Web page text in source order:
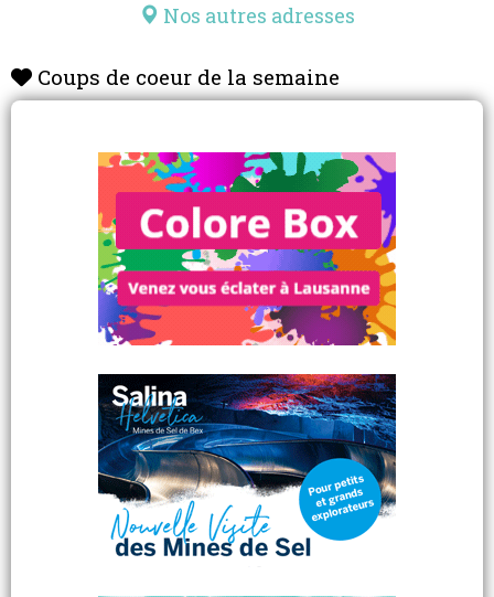
Nos autres adresses
Coups de coeur de la semaine